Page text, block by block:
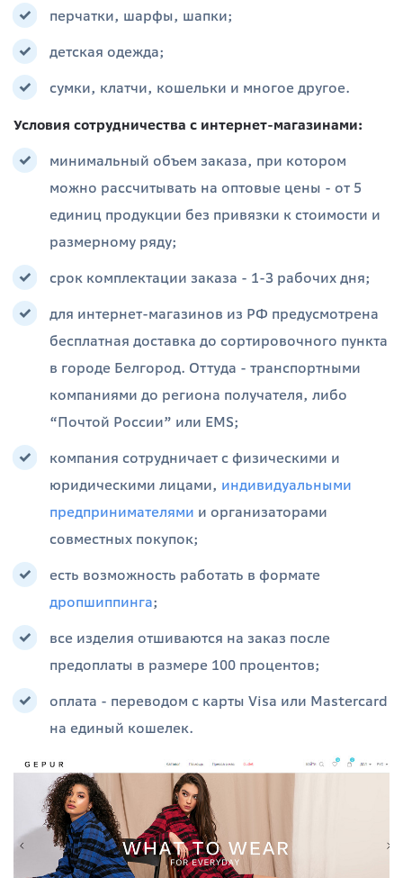
перчатки, шарфы, шапки;
детская одежда;
сумки, клатчи, кошельки и многое другое.
Условия сотрудничества с интернет-магазинами:
минимальный объем заказа, при котором
можно рассчитывать на оптовые цены - от 5
единиц продукции без привязки к стоимости и
размерному ряду;
срок комплектации заказа - 1-3 рабочих дня;
для интернет-магазинов из РФ предусмотрена
бесплатная доставка до сортировочного пункта
в городе Белгород. Оттуда - транспортными
компаниями до региона получателя, либо
“Почтой России” или EMS;
компания сотрудничает с физическими и
юридическими лицами, индивидуальными
предпринимателями и организаторами
совместных покупок;
есть возможность работать в формате
дропшиппинга;
все изделия отшиваются на заказ после
предоплаты в размере 100 процентов;
оплата - переводом с карты Visa или Mastercard
на единый кошелек.